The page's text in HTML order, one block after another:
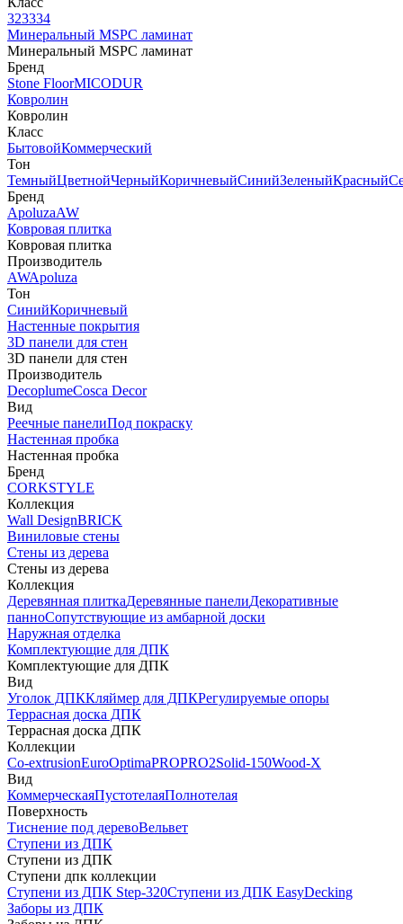
323334
Минеральный MSPC ламинат
Минеральный MSPC ламинат
Бренд
Stone FloorMICODUR
Ковролин
Ковролин
Класс
БытовойКоммерческий
Тон
ТемныйЦветнойЧерныйКоричневыйСинийЗеленыйКрасный
Бренд
ApoluzaAW
Ковровая плитка
Ковровая плитка
Производитель
AWApoluza
Тон
СинийКоричневый
Настенные покрытия
3D панели для стен
3D панели для стен
Производитель
DecoplumeCosca Decor
Вид
Реечные панелиПод покраску
Настенная пробка
Настенная пробка
Бренд
CORKSTYLE
Коллекция
Wall DesignBRICK
Виниловые стены
Стены из дерева
Стены из дерева
Коллекция
Деревянная плиткаДеревянные панелиДекоративные
панноСопутствующие из амбарной доски
Наружная отделка
Комплектующие для ДПК
Комплектующие для ДПК
Вид
Уголок ДПККляймер для ДПКРегулируемые опоры
Террасная доска ДПК
Террасная доска ДПК
Коллекции
Co-extrusionEuroOptimaPROPRO2Solid-150Wood-X
Вид
КоммерческаяПустотелаяПолнотелая
Поверхность
Тиснение под деревоВельвет
Ступени из ДПК
Ступени из ДПК
Ступени дпк коллекции
Ступени из ДПК Step-320Ступени из ДПК EasyDecking
Заборы из ДПК